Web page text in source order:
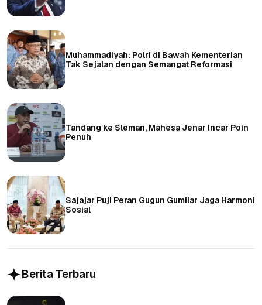
Muhammadiyah: Polri di Bawah Kementerian
Tak Sejalan dengan Semangat Reformasi
Tandang ke Sleman, Mahesa Jenar Incar Poin
Penuh
Sajajar Puji Peran Gugun Gumilar Jaga Harmoni
Sosial
Berita Terbaru